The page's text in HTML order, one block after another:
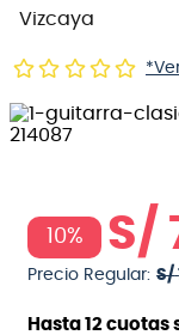
Vizcaya
10% S/
Precio Regular: S/
Hasta12 cuotas